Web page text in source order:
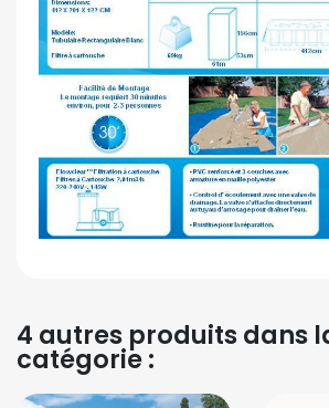
4 autres produits dans
catégorie :